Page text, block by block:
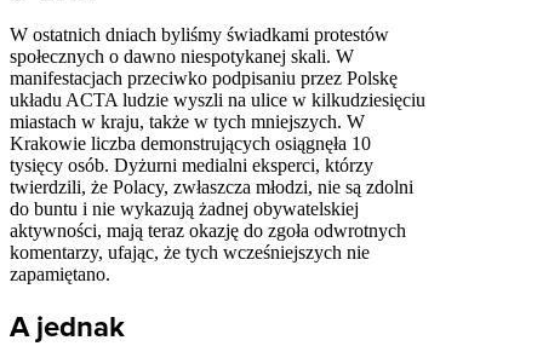
W ostatnich dniach byliśmy świadkami protestów
społecznych o dawno niespotykanej skali. W
manifestacjach przeciwko podpisaniu przez Polskę
układu ACTA ludzie wyszli na ulice w kilkudziesięciu
miastach w kraju, także w tych mniejszych. W
Krakowie liczba demonstrujących osiągnęła 10
tysięcy osób. Dyżurni medialni eksperci, którzy
twierdzili, że Polacy, zwłaszcza młodzi, nie są zdolni
do buntu i nie wykazują żadnej obywatelskiej
aktywności, mają teraz okazję do zgoła odwrotnych
komentarzy, ufając, że tych wcześniejszych nie
zapamiętano.
A jednak